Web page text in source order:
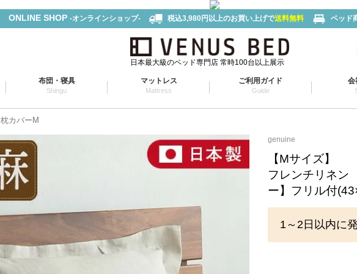
ONLINE SHOP -オンラインショップ- 税込3,980円以上のお買い上げで送料無料 ベッド
日本最大級のベッド専門店 常時100台以上展示
布団・寝具
Shingu
マットレス
Mattress
ご利用ガイド
Guide
会
枕カバーM
genuine
【Mサイズ】
フレンチリネ
ー】フリル付
1～2日以内に